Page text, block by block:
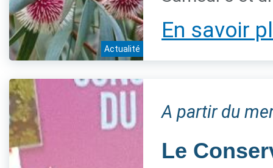
Actualité
En savoir
A partir du
Le